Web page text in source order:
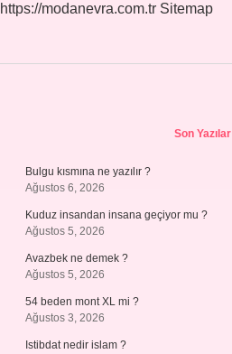
https://modanevra.com.tr Sitemap
Son Yazılar
Bulgu kısmına ne yazılır ?
Ağustos 6, 2026
Kuduz insandan insana geçiyor mu ?
Ağustos 5, 2026
Avazbek ne demek ?
Ağustos 5, 2026
54 beden mont XL mi ?
Ağustos 3, 2026
Istibdat nedir islam ?